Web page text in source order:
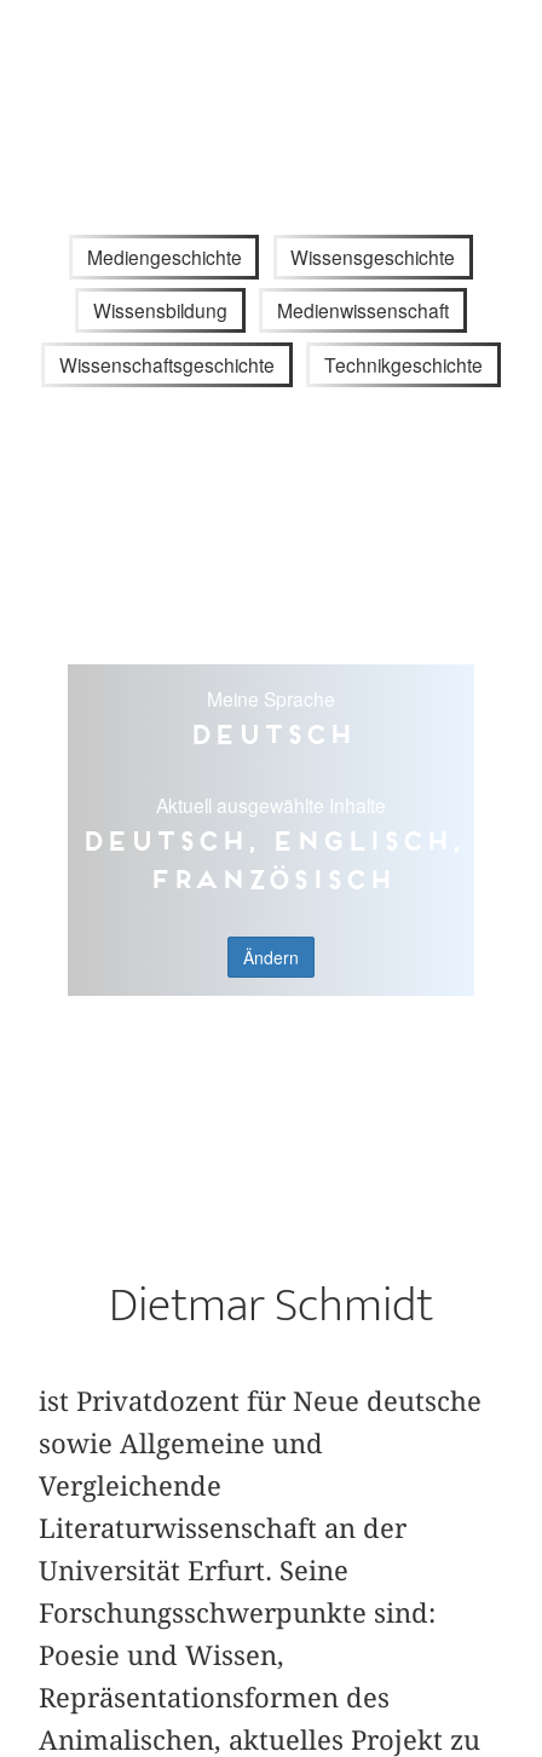
Mediengeschichte Wissensgeschichte
Wissensbildung Medienwissenschaft
Wissenschaftsgeschichte Technikgeschichte
Meine Sprache
Deutsch
Aktuell ausgewählte Inhalte
Deutsch, Englisch,
Französisch
Ändern
Dietmar Schmidt
ist Privatdozent für Neue deutsche
sowie Allgemeine und
Vergleichende
Literaturwissenschaft an der
Universität Erfurt. Seine
Forschungsschwerpunkte sind:
Poesie und Wissen,
Repräsentationsformen des
Animalischen, aktuelles Projekt zu